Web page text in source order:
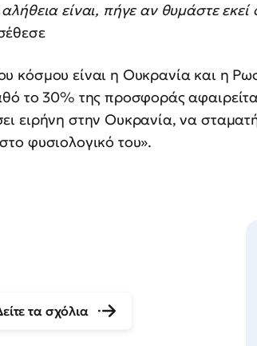
είναι, πήγε αν θυμάστε
κόσμου είναι η Ουκρανία και η
το 30% της προσφοράς
ειρήνη στην Ουκρανία, να
φυσιολογικό του».
τα σχόλια